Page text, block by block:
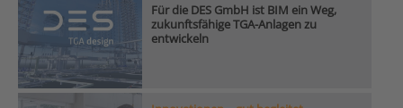
Für die DES GmbH ist BIM ein Weg,
zukunftsfähige TGA-Anlagen zu
entwickeln